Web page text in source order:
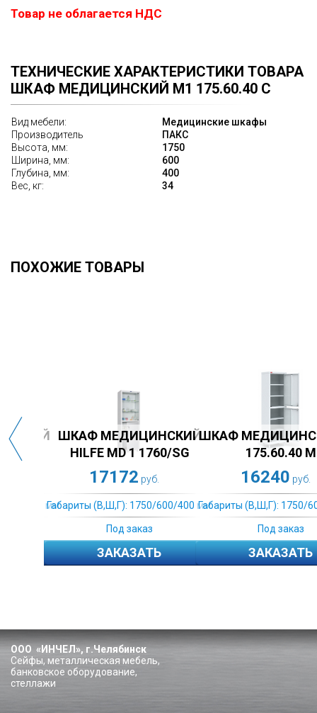
Товар не облагается НДС
ТЕХНИЧЕСКИЕ ХАРАКТЕРИСТИКИ ТОВАРА
ШКАФ МЕДИЦИНСКИЙ M1 175.60.40 С
Вид мебели:
Медицинские шкафы
Производитель
ПАКС
Высота, мм:
1750
Ширина, мм:
600
Глубина, мм:
400
Вес, кг:
34
ПОХОЖИЕ ТОВАРЫ
МЕДИЦИНСКИЙ M2
175.80.40 М
(В,Ш,Г): 1750/600/400 мм.
ЗАКАЗАТЬ
ШКАФ МЕДИЦИНСКИЙ M2
175.80.40 C
Габариты (В,Ш,Г): 1750/600/400 мм.
ЗАКАЗАТЬ
ООО «ИНЧЕЛ», г.Челябинск
Сейфы, металлическая мебель,
банковское оборудование,
стеллажи